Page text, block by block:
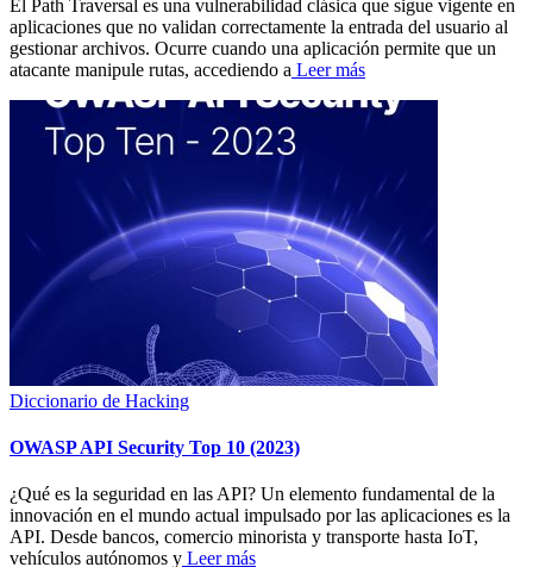
El Path Traversal es una vulnerabilidad clásica que sigue vigente en
aplicaciones que no validan correctamente la entrada del usuario al
gestionar archivos. Ocurre cuando una aplicación permite que un
atacante manipule rutas, accediendo a Leer más
Diccionario de Hacking
OWASP API Security Top 10 (2023)
¿Qué es la seguridad en las API? Un elemento fundamental de la
innovación en el mundo actual impulsado por las aplicaciones es la
API. Desde bancos, comercio minorista y transporte hasta IoT,
vehículos autónomos y Leer más